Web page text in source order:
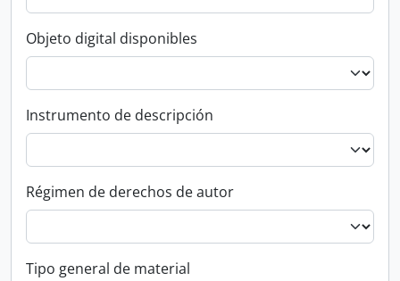
Objeto digital disponibles
Instrumento de descripción
Régimen de derechos de autor
Tipo general de material